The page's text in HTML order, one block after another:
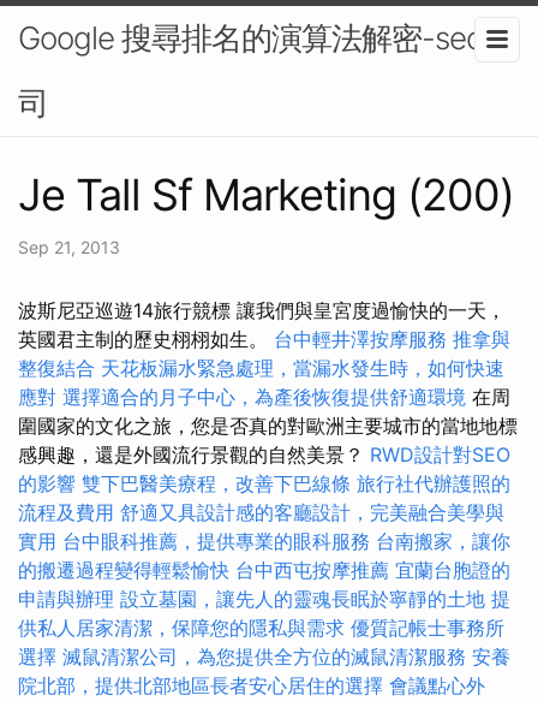
Google 搜尋排名的演算法解密-seo公
司
Je Tall Sf Marketing (200)
Sep 21, 2013
波斯尼亞巡遊14旅行競標 讓我們與皇宮度過愉快的一天，
英國君主制的歷史栩栩如生。 台中輕井澤按摩服務 推拿與
整復結合 天花板漏水緊急處理，當漏水發生時，如何快速
應對 選擇適合的月子中心，為產後恢復提供舒適環境 在周
圍國家的文化之旅，您是否真的對歐洲主要城市的當地地標
感興趣，還是外國流行景觀的自然美景？ RWD設計對SEO
的影響 雙下巴醫美療程，改善下巴線條 旅行社代辦護照的
流程及費用 舒適又具設計感的客廳設計，完美融合美學與
實用 台中眼科推薦，提供專業的眼科服務 台南搬家，讓你
的搬遷過程變得輕鬆愉快 台中西屯按摩推薦 宜蘭台胞證的
申請與辦理 設立墓園，讓先人的靈魂長眠於寧靜的土地 提
供私人居家清潔，保障您的隱私與需求 優質記帳士事務所
選擇 滅鼠清潔公司，為您提供全方位的滅鼠清潔服務 安養
院北部，提供北部地區長者安心居住的選擇 會議點心外